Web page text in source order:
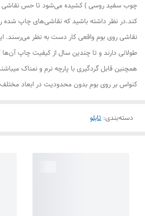
چوب سفید روسی ) کشیده می‌شود تا حس نقاشی
کند.در نظر داشته باشید که نقاشی‌های چاپ شده
نقاشی روی بوم واقعی کار دست به نظر می‌رسند.
طولانی دارند و تا چندین سال از کیفیت چاپ
همچنین قابل گردگیری با پارچه نرم و نمناک
کنواس بر روی بوم بدون محدودیت در ابعاد
دسته‌بندی: تابلو